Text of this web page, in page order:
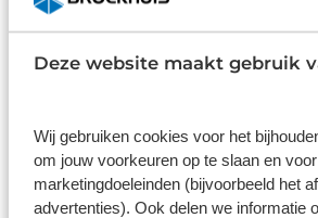
Deze website maakt gebruik
Wij gebruiken cookies voor het
om jouw voorkeuren op te slaan en voor
marketingdoeleinden (bijvoorbeeld het
advertenties). Ook delen we informatie
Hymer ML-T 570 4X4
59.666 km
Automaat Diesel
€ 114.900
Op voorraad